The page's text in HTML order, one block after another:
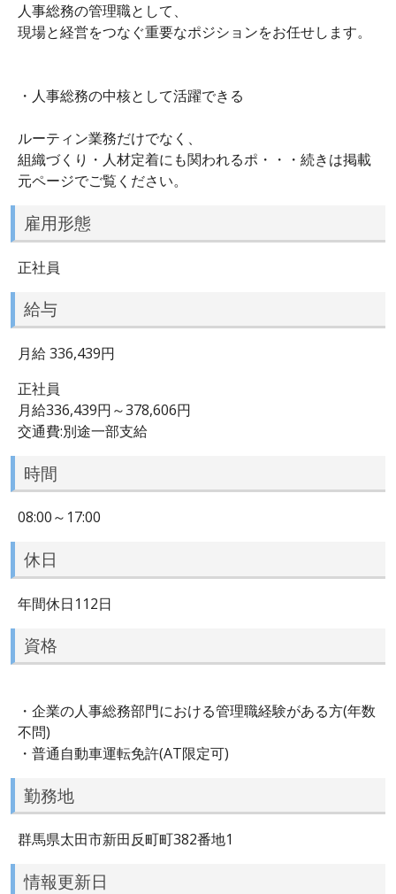
人事総務の管理職として、
現場と経営をつなぐ重要なポジションをお任せします。
・人事総務の中核として活躍できる
ルーティン業務だけでなく、
組織づくり・人材定着にも関われるポ・・・続きは掲載
元ページでご覧ください。
雇用形態
正社員
給与
月給 336,439円
正社員
月給336,439円～378,606円
交通費:別途一部支給
時間
08:00～17:00
休日
年間休日112日
資格
・企業の人事総務部門における管理職経験がある方(年数
不問)
・普通自動車運転免許(AT限定可)
勤務地
群馬県太田市新田反町町382番地1
情報更新日